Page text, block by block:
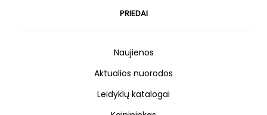
PRIEDAI
Naujienos
Aktualios nuorodos
Leidyklų katalogai